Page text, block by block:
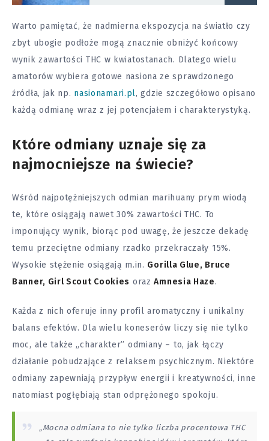
Warto pamiętać, że nadmierna ekspozycja na światło czy
zbyt ubogie podłoże mogą znacznie obniżyć końcowy
wynik zawartości THC w kwiatostanach. Dlatego wielu
amatorów wybiera gotowe nasiona ze sprawdzonego
źródła, jak np. nasionamari.pl, gdzie szczegółowo opisano
każdą odmianę wraz z jej potencjałem i charakterystyką.
Które odmiany uznaje się za
najmocniejsze na świecie?
Wśród najpotężniejszych odmian marihuany prym wiodą
te, które osiągają nawet 30% zawartości THC. To
imponujący wynik, biorąc pod uwagę, że jeszcze dekadę
temu przeciętne odmiany rzadko przekraczały 15%.
Wysokie stężenie osiągają m.in. Gorilla Glue, Bruce
Banner, Girl Scout Cookies orazAmnesia Haze.
Każda z nich oferuje inny profil aromatyczny i unikalny
balans efektów. Dla wielu koneserów liczy się nie tylko
moc, ale także „charakter” odmiany – to, jak łączy
działanie pobudzające z relaksem psychicznym. Niektóre
odmiany zapewniają przypływ energii i kreatywności, inne
natomiast pogłębiają stan odprężonego spokoju.
„Mocna odmiana to nie tylko liczba procentowa THC